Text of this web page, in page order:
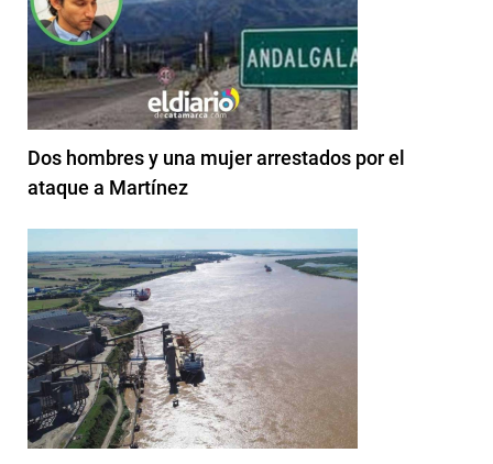
Dos hombres y una mujer arrestados por el
ataque a Martínez